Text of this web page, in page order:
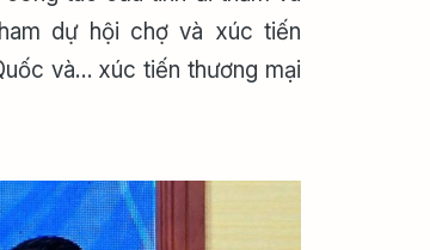
dự hội chợ và xúc tiến
và… xúc tiến thương mại